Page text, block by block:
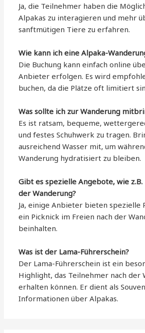
Ja, die Teilnehmer haben die
Alpakas zu interagieren und mehr
sanftmütigen Tiere zu erfahren.
Wie kann ich eine Alpaka-
Die Buchung kann einfach online
Anbieter erfolgen. Es wird
buchen, da die Plätze oft limitiert
Was sollte ich zur Wanderung
Es ist ratsam, bequeme,
und festes Schuhwerk zu tragen.
ausreichend Wasser mit, um
Wanderung hydratisiert zu bleiben.
Gibt es spezielle Angebote, wie z.B.
der Wanderung?
Ja, einige Anbieter bieten spezielle
ein Picknick im Freien nach der
beinhalten.
Was ist der Lama-Führerschein?
Der Lama-Führerschein ist ein
Highlight, das Teilnehmer nach der
erhalten können. Er dient als
Informationen über Alpakas.